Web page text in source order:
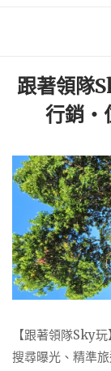
跟著領隊
行銷・
【跟著領隊Sky玩
搜尋曝光、精準